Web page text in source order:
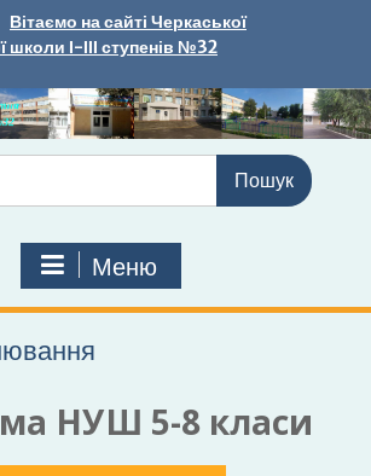
Вітаємо на сайті Черкаської
школи І-ІІІ ступенів №32
Меню
НУШ 5-8 класи